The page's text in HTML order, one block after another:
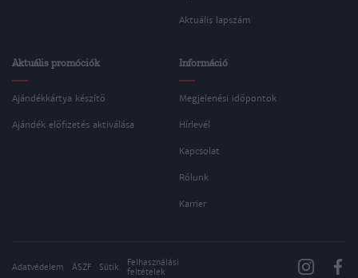
Aktuális lapszám
Aktuális promóciók
Ajándékkártya készítő
Ajándék előfizetés aktiválása
Információ
Megjelenési időpontok
Hírlevél
Kapcsolat
Rólunk
Karrier
Adatvédelem ÁSZF Sütik
Felhasználási
feltételek